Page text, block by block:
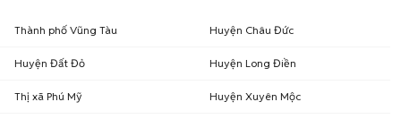
Thành phố Vũng Tàu Huyện Châu Đức
Huyện Đất Đỏ Huyện Long Điền
Thị xã Phú Mỹ Huyện Xuyên Mộc